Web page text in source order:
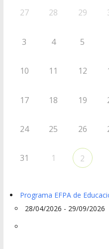
27 28 29
3 4 5
10 11 12
17 18 19
24 25 26
31 1 2
Programa EFPA de
28/04/2026 - 29/09/2026